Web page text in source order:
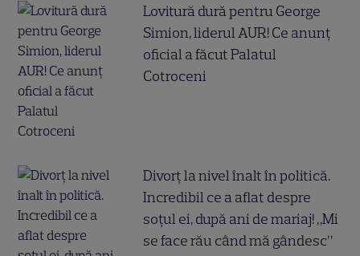
Lovitură dură pentru George
Simion, liderul AUR! Ce anunț
oficial a făcut Palatul
Cotroceni
Divorț la nivel înalt în politică.
Incredibil ce a aflat despre
soțul ei, după ani de mariaj! „Mi
se face rău când mă gândesc”